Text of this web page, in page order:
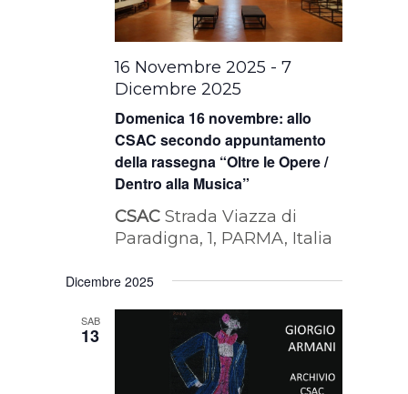
Domenica 16 novembre: allo
CSAC secondo appuntamento
della rassegna “Oltre le Opere /
Dentro alla Musica”
16 Novembre 2025 -7
Dicembre 2025
CSACStrada Viazza di
Paradigna, 1, PARMA, Italia
Dicembre 2025
SAB
13